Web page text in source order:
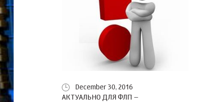
December 30, 2016
АКТУАЛЬНО ДЛЯ ФЛП –